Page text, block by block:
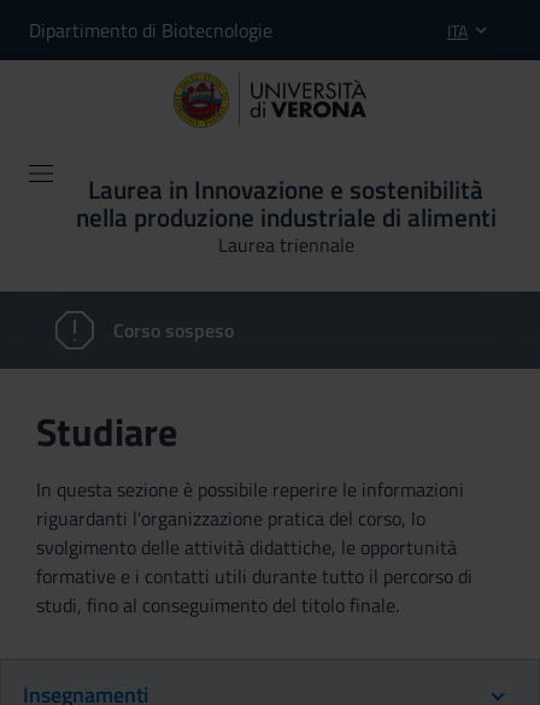
Dipartimento di Biotecnologie ITA
Laurea in Innovazione e sostenibilità
nella produzione industriale di alimenti
Laurea triennale
Corso sospeso
Studiare
In questa sezione è possibile reperire le informazioni
riguardanti l'organizzazione pratica del corso, lo
svolgimento delle attività didattiche, le opportunità
formative e i contatti utili durante tutto il percorso di
studi, fino al conseguimento del titolo finale.
Insegnamenti